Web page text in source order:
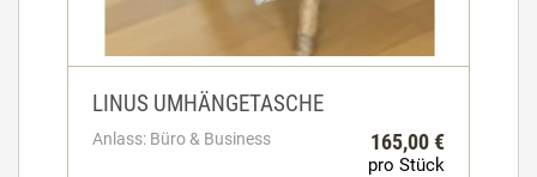
LINUS UMHÄNGETASCHE
Anlass: Büro & Business 165,00 €
pro Stück